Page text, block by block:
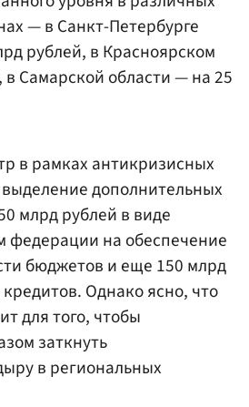
— в Санкт-Петербурге
рублей, в Красноярском
Самарской области — на 25
в рамках антикризисных
дополнительных
млрд рублей в виде
федерации на обеспечение
бюджетов и еще 150 млрд
Однако ясно, что
для того, чтобы
заткнуть
в региональных